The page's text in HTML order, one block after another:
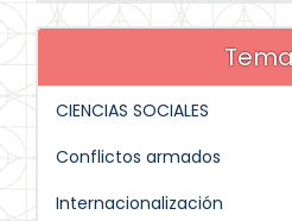
CIENCIAS SOCIALES
Conflictos armados
Internacionalización